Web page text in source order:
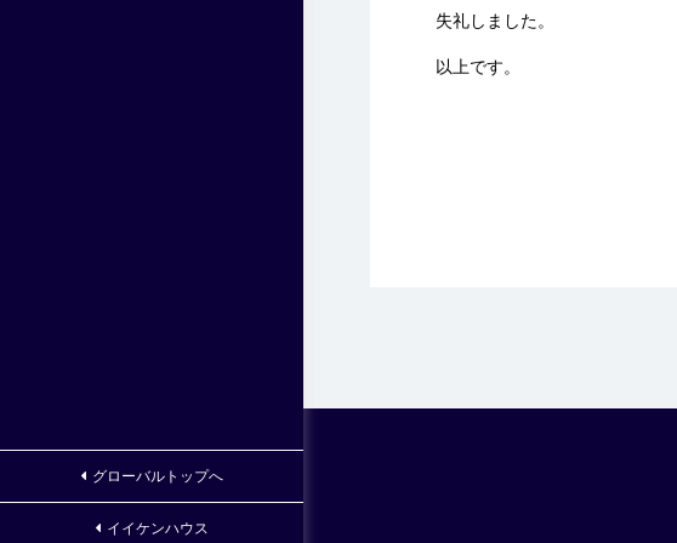
グローバルトップへ
イイケンハウス
失礼しました。
以上です。